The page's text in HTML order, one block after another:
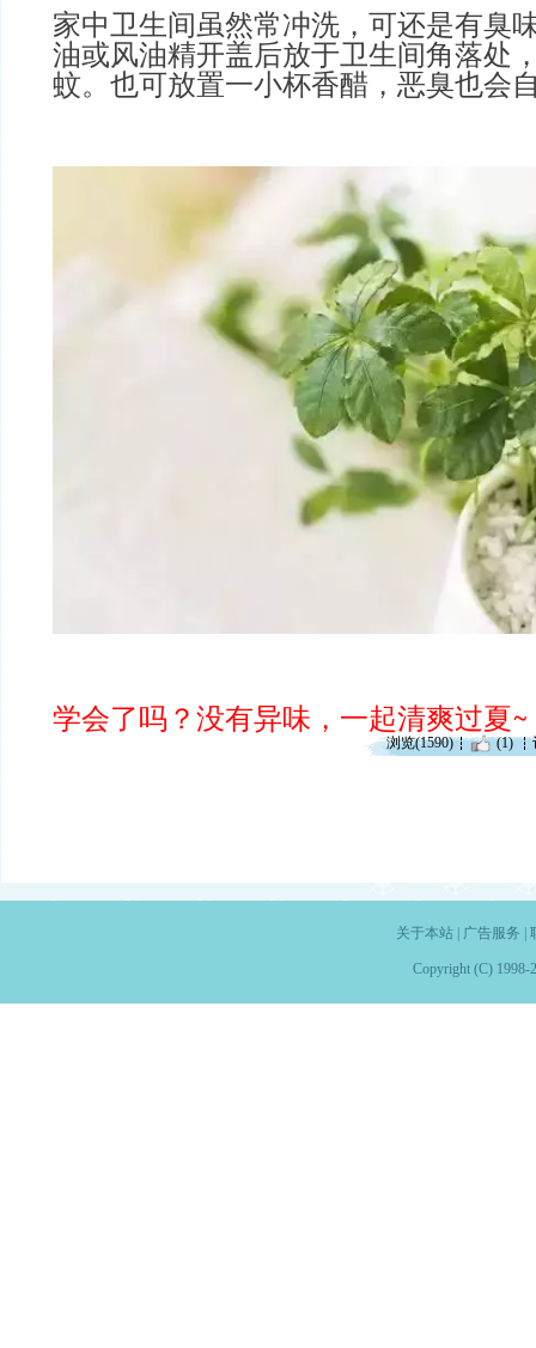
家中卫生间虽然常冲洗，可还是有臭
油或风油精开盖后放于卫生间角落处
蚊。也可放置一小杯香醋，恶臭也会
学会了吗？没有异味，一起清爽过夏~
浏览(1590) (1)
关于本站| 广告服务
Copyright (C) 1998-